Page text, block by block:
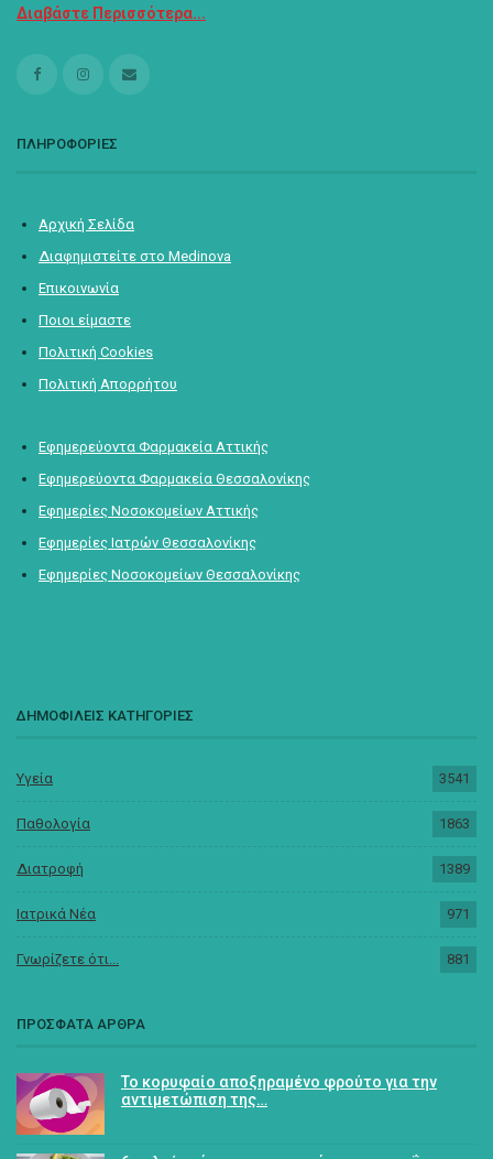
Διαβάστε Περισσότερα...
ΠΛΗΡΟΦΟΡΙΕΣ
Αρχική Σελίδα
Διαφημιστείτε στο Medinova
Επικοινωνία
Ποιοι είμαστε
Πολιτική Cookies
Πολιτική Απορρήτου
Εφημερεύοντα Φαρμακεία Αττικής
Εφημερεύοντα Φαρμακεία Θεσσαλονίκης
Εφημερίες Νοσοκομείων Αττικής
Εφημερίες Ιατρών Θεσσαλονίκης
Εφημερίες Νοσοκομείων Θεσσαλονίκης
ΔΗΜΟΦΙΛΕΙΣ ΚΑΤΗΓΟΡΙΕΣ
Υγεία 3541
Παθολογία 1863
Διατροφή 1389
Ιατρικά Νέα 971
Γνωρίζετε ότι... 881
ΠΡΟΣΦΑΤΑ ΑΡΘΡΑ
Το κορυφαίο αποξηραμένο φρούτο για την
αντιμετώπιση της…